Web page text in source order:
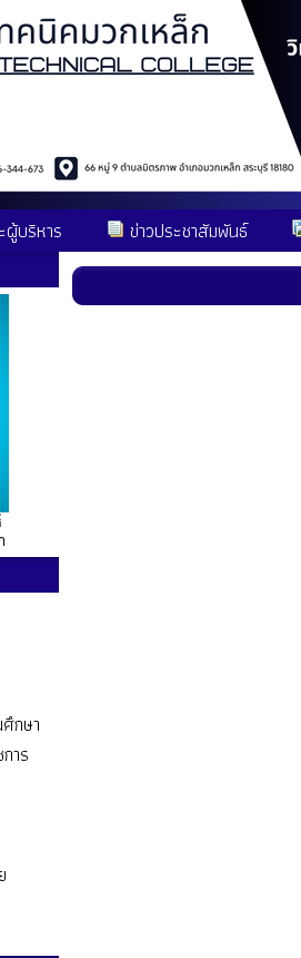
บริหาร ข่าวประชาสัมพันธ์
กษา
าร